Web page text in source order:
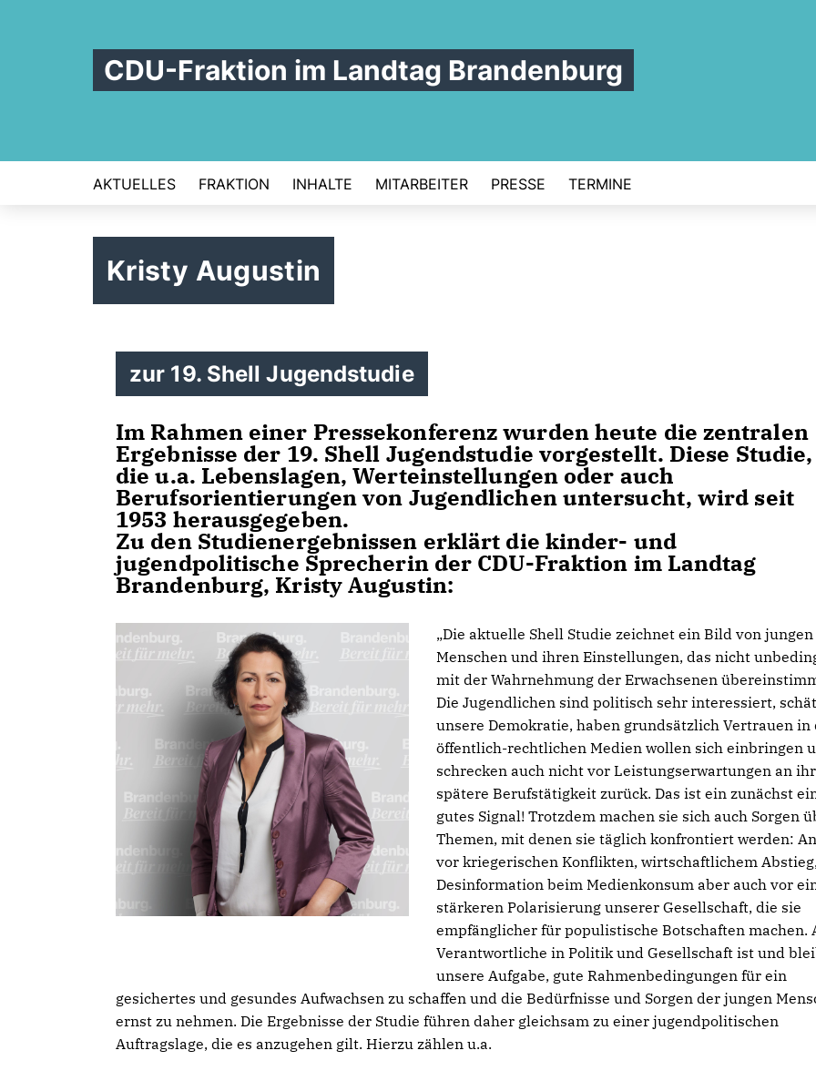
CDU-Fraktion im Landtag Brandenburg
AKTUELLES FRAKTION INHALTE MITARBEITER PRESSE TERMINE
Kristy Augustin
zur 19. Shell Jugendstudie
Im Rahmen einer Pressekonferenz wurden heute die zentralen
Ergebnisse der 19. Shell Jugendstudie vorgestellt. Diese Studie,
die u.a. Lebenslagen, Werteinstellungen oder auch
Berufsorientierungen von Jugendlichen untersucht, wird seit
1953 herausgegeben.
Zu den Studienergebnissen erklärt die kinder- und
jugendpolitische Sprecherin der CDU-Fraktion im Landtag
Brandenburg, Kristy Augustin:
Die aktuelle Shell Studie zeichnet ein Bild von jungen
Menschen und ihren Einstellungen, das nicht
mit der Wahrnehmung der Erwachsenen
Die Jugendlichen sind politisch sehr interessiert,
unsere Demokratie, haben grundsätzlich Vertrauen in
öffentlich-rechtlichen Medien wollen sich einbringen
schrecken auch nicht vor Leistungserwartungen an
spätere Berufstätigkeit zurück. Das ist ein zunächst
gutes Signal! Trotzdem machen sie sich auch Sorgen
Themen, mit denen sie täglich konfrontiert werden:
vor kriegerischen Konflikten, wirtschaftlichem Abstieg,
Desinformation beim Medienkonsum aber auch vor
stärkeren Polarisierung unserer Gesellschaft, die sie
empfänglicher für populistische Botschaften machen.
Verantwortliche in Politik und Gesellschaft ist und
unsere Aufgabe, gute Rahmenbedingungen für ein
gesichertes und gesundes Aufwachsen zu schaffen und die Bedürfnisse und Sorgen der jungen
ernst zu nehmen. Die Ergebnisse der Studie führen daher gleichsam zu einer jugendpolitischen
Auftragslage, die es anzugehen gilt. Hierzu zählen u.a.